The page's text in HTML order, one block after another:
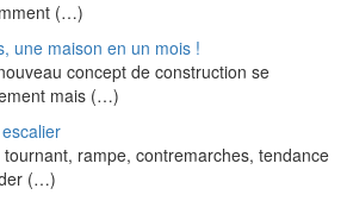
(…)
une maison en un mois !
concept de construction se
mais (…)
rampe, contremarches, tendance
(…)